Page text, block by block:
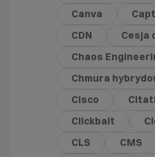
Canva
CDN
Cesja
Chaos
Chmura
Cisco
Clickbait
CLS
CMS